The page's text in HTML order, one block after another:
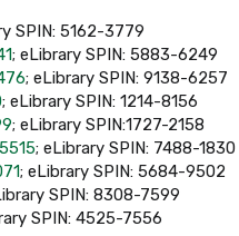
SPIN: 5162-3779
; eLibrary SPIN: 5883-6249
; eLibrary SPIN: 9138-6257
; eLibrary SPIN: 1214-8156
; eLibrary SPIN:1727-2158
; eLibrary SPIN: 7488-1830
; eLibrary SPIN: 5684-9502
SPIN: 8308-7599
SPIN: 4525-7556